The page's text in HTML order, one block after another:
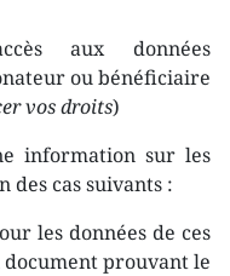
aux données
ou bénéficiaire
vos droits)
information sur les
des cas suivants :
les données de ces
prouvant le